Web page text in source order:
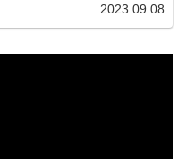
2023.09.08